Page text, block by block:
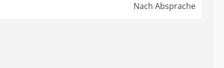
Nach Absprache